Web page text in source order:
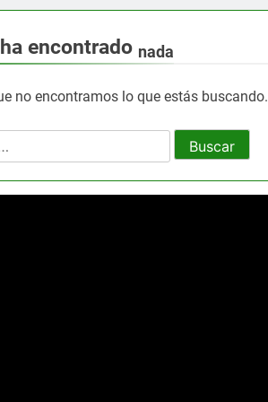
encontrado nada
no encontramos lo que estás